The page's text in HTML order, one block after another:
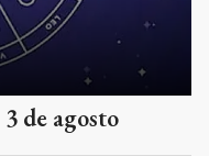
de agosto